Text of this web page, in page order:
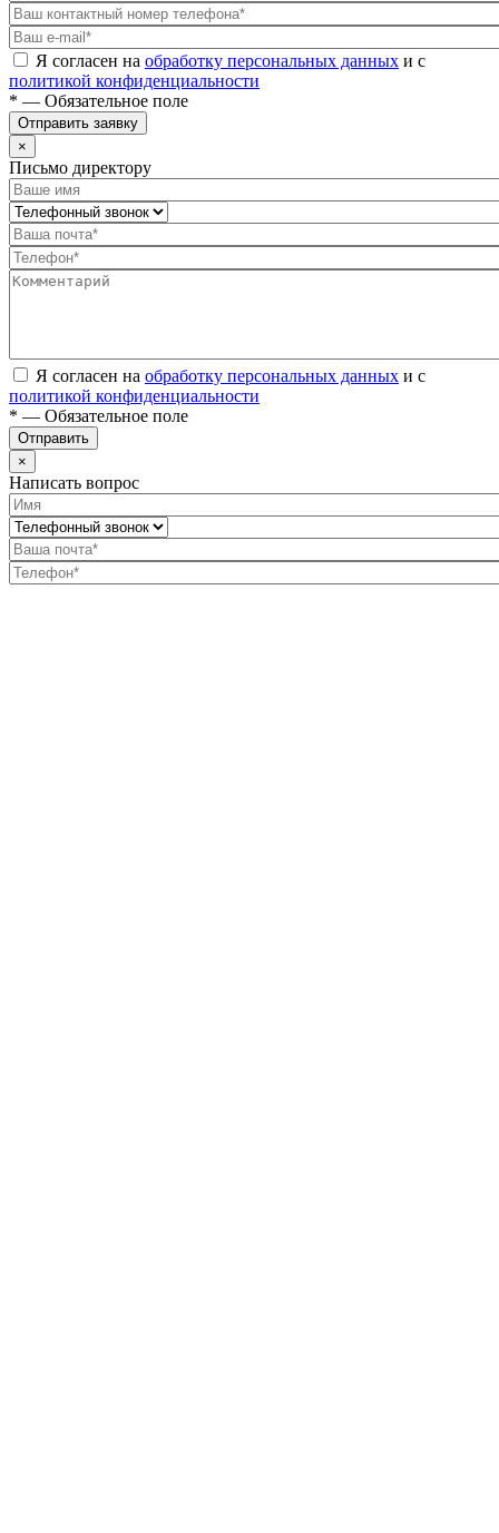
Я согласен на обработку персональных данных и с
политикой конфиденциальности
* — Обязательное поле
Отправить заявку
×
Письмо директору
Я согласен на обработку персональных данных и с
политикой конфиденциальности
* — Обязательное поле
Отправить
×
Написать вопрос